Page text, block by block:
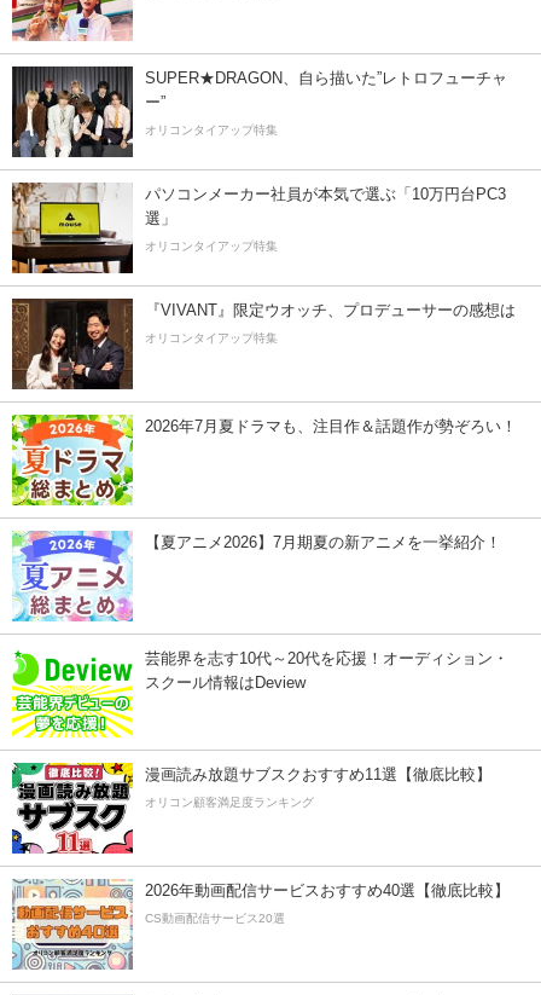
SUPER★DRAGON、自ら描いた”レトロフューチャ
ー”
オリコンタイアップ特集
パソコンメーカー社員が本気で選ぶ「10万円台PC3
選」
オリコンタイアップ特集
『VIVANT』限定ウオッチ、プロデューサーの感想は
オリコンタイアップ特集
2026年7月夏ドラマも、注目作＆話題作が勢ぞろい！
【夏アニメ2026】7月期夏の新アニメを一挙紹介！
芸能界を志す10代～20代を応援！オーディション・
スクール情報はDeview
漫画読み放題サブスクおすすめ11選【徹底比較】
オリコン顧客満足度ランキング
2026年動画配信サービスおすすめ40選【徹底比較】
CS動画配信サービス20選